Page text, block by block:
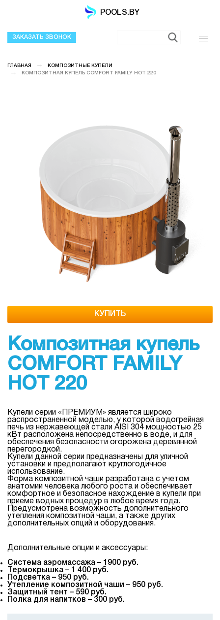
POOLS.BY
ЗАКАЗАТЬ ЗВОНОК
ГЛАВНАЯ
КОМПОЗИТНЫЕ КУПЕЛИ
КОМПОЗИТНАЯ КУПЕЛЬ COMFORT FAMILY HOT 220
КУПИТЬ
Композитная купель
COMFORT FAMILY
HOT 220
Купели серии «ПРЕМИУМ» является широко
распространенной моделью, у которой водогрейная
печь из нержавеющей стали AISI 304 мощностью 25
кВт расположена непосредственно в воде, и для
обеспечения безопасности огорожена деревянной
перегородкой.
Купели данной серии предназначены для уличной
установки и предполагают круглогодичное
использование.
Форма композитной чаши разработана с учетом
анатомии человека любого роста и обеспечивает
комфортное и безопасное нахождение в купели при
приеме водных процедур в любое время года.
Предусмотрена возможность дополнительного
утепления композитной чаши, а также других
дополнительных опций и оборудования.
Дополнительные опции и аксессуары:
Система аэромассажа – 1900 руб.
Термокрышка – 1 400 руб.
Подсветка – 950 руб.
Утепление композитной чаши – 950 руб.
Защитный тент – 590 руб.
Полка для напитков – 300 руб.